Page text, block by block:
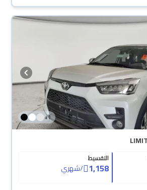
1
+
التقسيط
1,158
/شهري